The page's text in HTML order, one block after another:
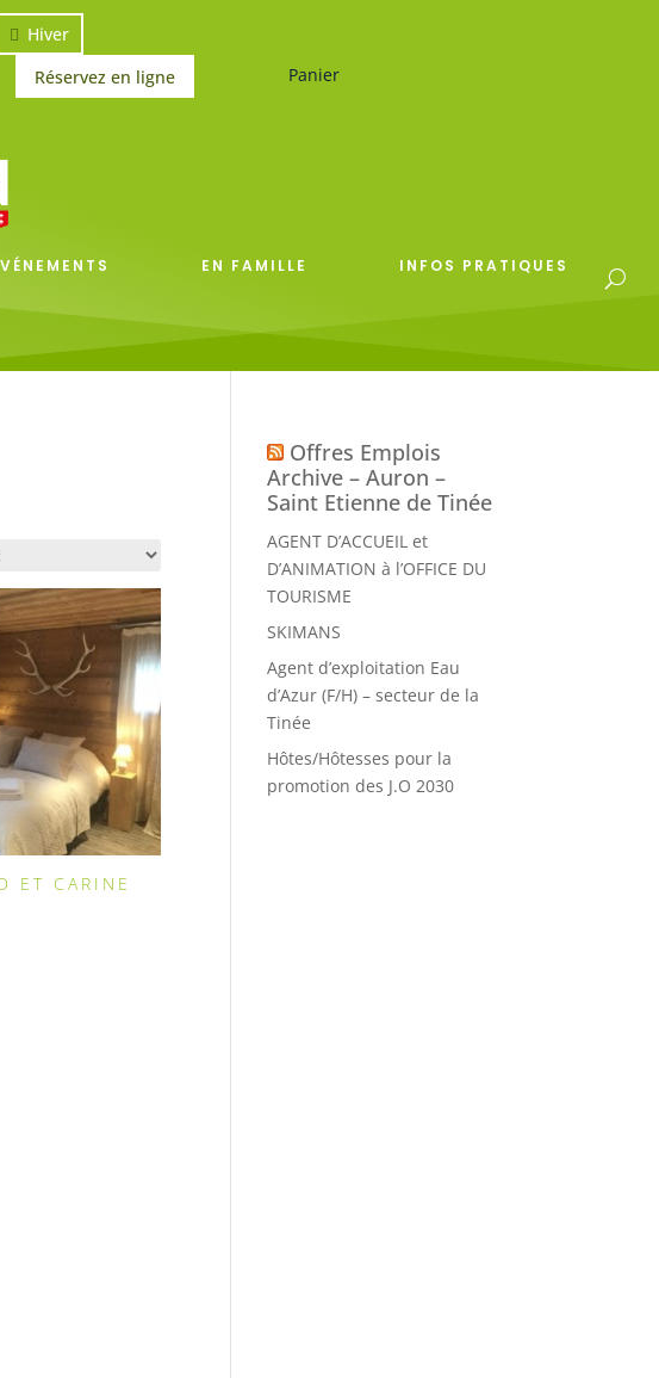
Hiver
Réservez en ligne
Panier
EN FAMILLE INFOS PRATIQUES
ET CARINE
Offres Emplois
Archive – Auron –
Saint Etienne de Tinée
AGENT D’ACCUEIL et
D’ANIMATION à l’OFFICE DU
TOURISME
SKIMANS
Agent d’exploitation Eau
d’Azur (F/H) – secteur de la
Tinée
Hôtes/Hôtesses pour la
promotion des J.O 2030